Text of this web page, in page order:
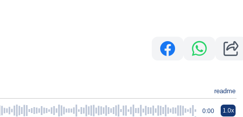
readme
0:00 1.0x